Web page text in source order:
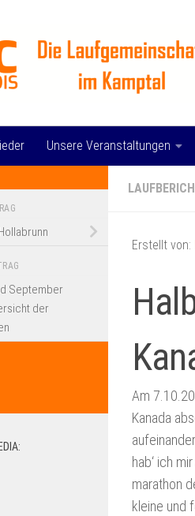
Unsere Veranstaltungen
Erstellt von:
Am
Kanada
hab‘ ich
marathon
kleine und
September
der